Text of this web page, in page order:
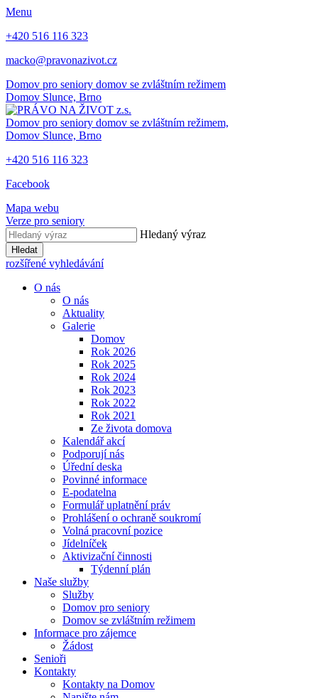
Menu
+420 516 116 323
macko@pravonazivot.cz
Domov pro seniory domov se zvláštním režimem
Domov Slunce, Brno
Domov pro seniory domov se zvláštním režimem,
Domov Slunce, Brno
+420 516 116 323
Facebook
Mapa webu
Verze pro seniory
Hledaný výraz
Hledat
rozšířené vyhledávání
O nás
O nás
Aktuality
Galerie
Domov
Rok 2026
Rok 2025
Rok 2024
Rok 2023
Rok 2022
Rok 2021
Ze života domova
Kalendář akcí
Podporují nás
Úřední deska
Povinné informace
E-podatelna
Formulář uplatnění práv
Prohlášení o ochraně soukromí
Volná pracovní pozice
Jídelníček
Aktivizační činnosti
Týdenní plán
Naše služby
Služby
Domov pro seniory
Domov se zvláštním režimem
Informace pro zájemce
Žádost
Senioři
Kontakty
Kontakty na Domov